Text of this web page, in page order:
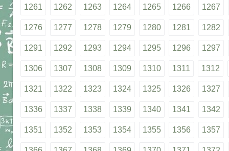
1261 1262 1263 1264 1265 1266 1267
1276 1277 1278 1279 1280 1281 1282
1291 1292 1293 1294 1295 1296 1297
1306 1307 1308 1309 1310 1311 1312
1321 1322 1323 1324 1325 1326 1327
1336 1337 1338 1339 1340 1341 1342
1351 1352 1353 1354 1355 1356 1357